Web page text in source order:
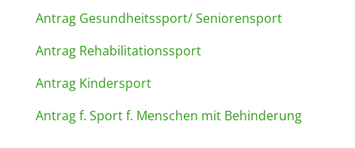
Antrag Gesundheitssport/ Seniorensport
Antrag Rehabilitationssport
Antrag Kindersport
Antrag f. Sport f. Menschen mit Behinderung